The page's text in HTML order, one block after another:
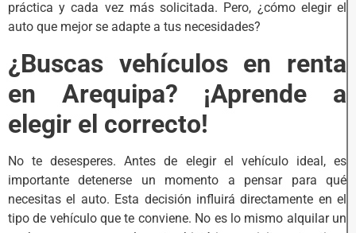
práctica y cada vez más solicitada. Pero, ¿cómo elegir el
auto que mejor se adapte a tus necesidades?
¿Buscas vehículos en renta
en Arequipa? ¡Aprende a
elegir el correcto!
No te desesperes. Antes de elegir el vehículo ideal, es
importante detenerse un momento a pensar para qué
necesitas el auto. Esta decisión influirá directamente en el
tipo de vehículo que te conviene. No es lo mismo alquilar un